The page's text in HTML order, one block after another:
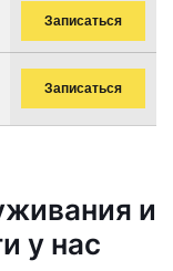
Записаться
Записаться
и
у нас